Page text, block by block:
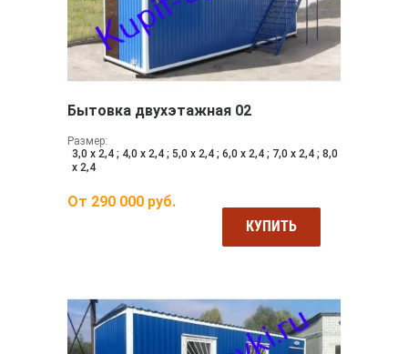
Бытовка двухэтажная 02
Размер:
3,0 х 2,4 ; 4,0 х 2,4 ; 5,0 х 2,4 ; 6,0 х 2,4 ; 7,0 х 2,4 ; 8,0
х 2,4
От 290 000 руб.
КУПИТЬ